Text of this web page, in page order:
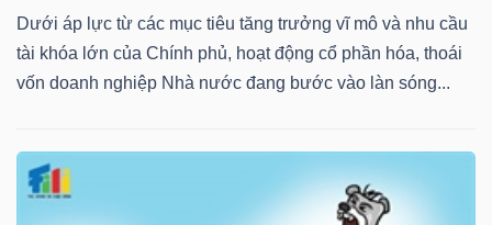
Dưới áp lực từ các mục tiêu tăng trưởng vĩ mô và nhu cầu
tài khóa lớn của Chính phủ, hoạt động cổ phần hóa, thoái
vốn doanh nghiệp Nhà nước đang bước vào làn sóng...
tích
(-)
ngữ
(-)